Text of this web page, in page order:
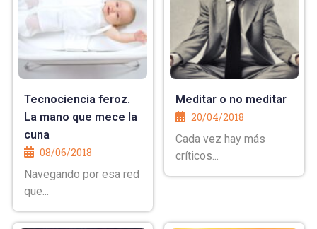
Tecnociencia feroz.
La mano que mece la
cuna
08/06/2018
Navegando por esa red
que...
Meditar o no meditar
20/04/2018
Cada vez hay más
críticos...